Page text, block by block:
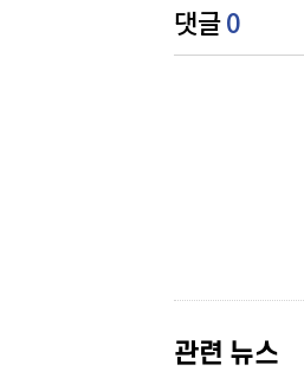
댓글0
관련 뉴스